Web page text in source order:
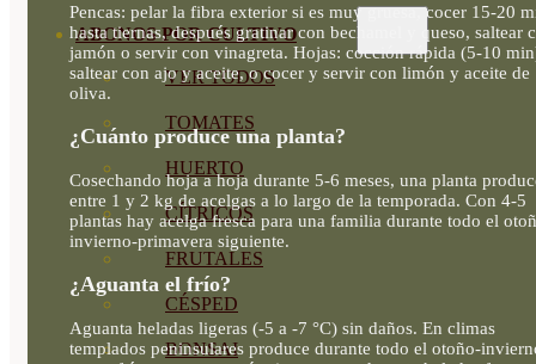
ABONOS POR CULTIVO
VER TODOS
TOMATES
HUERTO
CÍTRICOS
FRUTALES
CÉSPED
BONSAI
Pencas: pelar la fibra exterior si es muy gruesa, cocer 15-20
hasta tiernas, después gratinar con bechamel y queso, saltear
jamón o servir con vinagreta. Hojas: cocción rápida (5-10
saltear con ajo y aceite, o cocer y servir con limón y aceite de
oliva.
¿Cuánto produce una planta?
Cosechando hoja a hoja durante 5-6 meses, una planta
entre 1 y 2 kg de acelgas a lo largo de la temporada. Con 4-5
plantas hay acelga fresca para una familia durante todo el
invierno-primavera siguiente.
¿Aguanta el frío?
Aguanta heladas ligeras (-5 a -7 °C) sin daños. En climas
templados peninsulares produce durante todo el otoño-